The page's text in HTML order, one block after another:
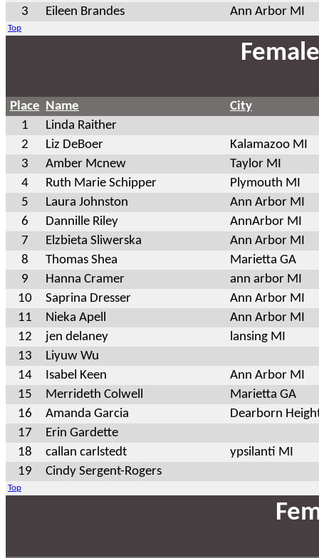
3
Eileen Brandes Ann Arbor MI
Top
Place Name
City
1
Linda Raither
2
Liz DeBoer
Kalamazoo MI
3
Amber Mcnew
Taylor MI
4
Ruth Marie Schipper
Plymouth MI
5
Laura Johnston
Ann Arbor MI
6
Dannille Riley
AnnArbor MI
7
Elzbieta Sliwerska
Ann Arbor MI
8
Thomas Shea
Marietta GA
9
Hanna Cramer
ann arbor MI
10
Saprina Dresser
Ann Arbor MI
11
Nieka Apell
Ann Arbor MI
12
jen delaney
lansing MI
13
Liyuw Wu
14
Isabel Keen
Ann Arbor MI
15
Merrideth Colwell
Marietta GA
16
Amanda Garcia
Dearborn
17
Erin Gardette
18
callan carlstedt
ypsilanti MI
19
Cindy Sergent-Rogers
Top